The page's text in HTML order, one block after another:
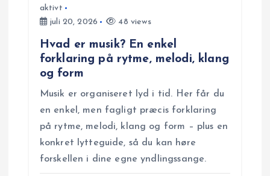
aktivt
juli 20, 2026
48 views
Hvad er musik? En enkel
forklaring på rytme, melodi, klang
og form
Musik er organiseret lyd i tid. Her får du
en enkel, men fagligt præcis forklaring
på rytme, melodi, klang og form – plus en
konkret lytteguide, så du kan høre
forskellen i dine egne yndlingssange.